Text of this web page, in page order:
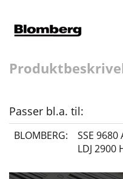
Passer bl.a. til:
BLOMBERG: SSE 9680
LDJ 2900